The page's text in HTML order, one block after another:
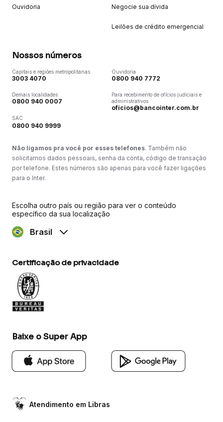
Ouvidoria Negocie sua dívida
Leilões de crédito emergencial
Nossos números
Capitais e regiões metropolitanas
3003 4070
Demais localidades
0800 940 0007
SAC
0800 940 9999
Ouvidoria
0800 940 7772
Para recebimento de ofícios judiciais e
administrativos
oficios@bancointer.com.br
Não ligamos pra você por esses telefones. Também não
solicitamos dados pessoais, senha da conta, código de transação
por telefone. Estes números são apenas para você fazer ligações
para o Inter.
Escolha outro país ou região para ver o conteúdo
específico da sua localização
Brasil
Certificação de privacidade
Baixe o Super App
Atendimento em Libras